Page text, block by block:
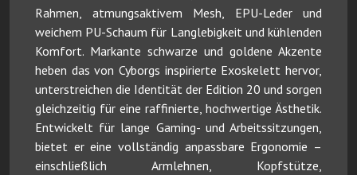
Rahmen, atmungsaktivem Mesh, EPU-Leder und
weichem PU-Schaum für Langlebigkeit und kühlenden
Komfort. Markante schwarze und goldene Akzente
heben das von Cyborgs inspirierte Exoskelett hervor,
unterstreichen die Identität der Edition 20 und sorgen
gleichzeitig für eine raffinierte, hochwertige Ästhetik.
Entwickelt für lange Gaming- und Arbeitssitzungen,
bietet er eine vollständig anpassbare Ergonomie –
einschließlich Armlehnen, Kopfstütze,